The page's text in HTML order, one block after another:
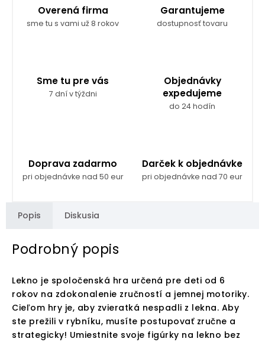
Overená firma
sme tu s vami už 8 rokov
Garantujeme
dostupnosť tovaru
Sme tu pre vás
7 dní v týždni
Objednávky
expedujeme
do 24 hodín
Doprava zadarmo
pri objednávke nad 50 eur
Darček k objednávke
pri objednávke nad 70 eur
Popis Diskusia
Podrobný popis
Lekno je spoločenská hra určená pre deti od 6
rokov na zdokonalenie zručností a jemnej motoriky.
Cieľom hry je, aby zvieratká nespadli z lekna. Aby
ste prežili v rybníku, musíte postupovať zručne a
strategicky! Umiestnite svoje figúrky na lekno bez